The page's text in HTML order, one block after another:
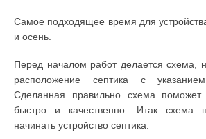
Самое подходящее время для
и осень.
Перед началом работ делается схема,
расположение септика с
Сделанная правильно схема поможет
быстро и качественно. Итак схема
начинать устройство септика.